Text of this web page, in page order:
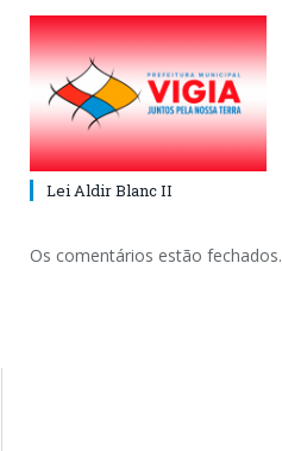
Lei Aldir Blanc II
Os comentários estão fechados.